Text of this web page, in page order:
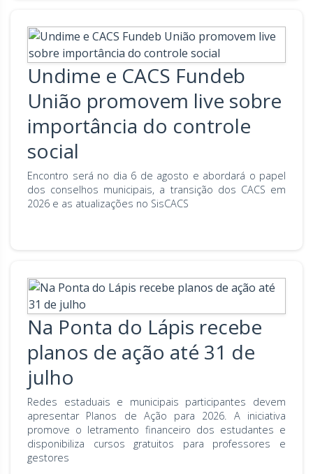
Undime e CACS Fundeb
União promovem live sobre
importância do controle
social
Encontro será no dia 6 de agosto e abordará o papel
dos conselhos municipais, a transição dos CACS em
2026 e as atualizações no SisCACS
Na Ponta do Lápis recebe
planos de ação até 31 de
julho
Redes estaduais e municipais participantes devem
apresentar Planos de Ação para 2026. A iniciativa
promove o letramento financeiro dos estudantes e
disponibiliza cursos gratuitos para professores e
gestores